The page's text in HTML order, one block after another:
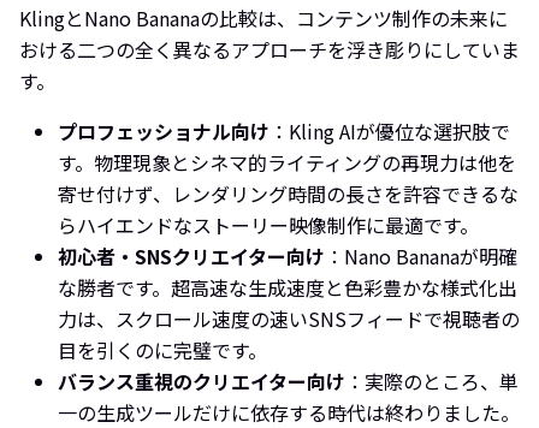
KlingとNano Bananaの比較は、コンテンツ制作の未来に
おける二つの全く異なるアプローチを浮き彫りにしていま
す。
プロフェッショナル向け ：Kling AIが優位な選択肢で
す。物理現象とシネマ的ライティングの再現力は他を
寄せ付けず、レンダリング時間の長さを許容できるな
らハイエンドなストーリー映像制作に最適です。
初心者・SNSクリエイター向け ：Nano Bananaが明確
な勝者です。超高速な生成速度と色彩豊かな様式化出
力は、スクロール速度の速いSNSフィードで視聴者の
目を引くのに完璧です。
バランス重視のクリエイター向け ：実際のところ、単
一の生成ツールだけに依存する時代は終わりました。